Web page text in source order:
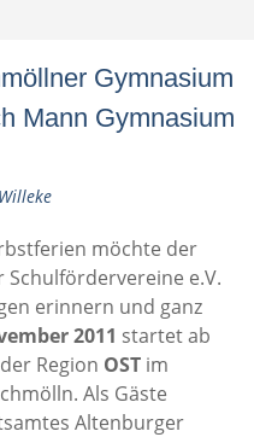
Gymnasium
Mann Gymnasium
möchte der
e.V.
erinnern und ganz
2011 startet ab
Region OST im
Als Gäste
Altenburger